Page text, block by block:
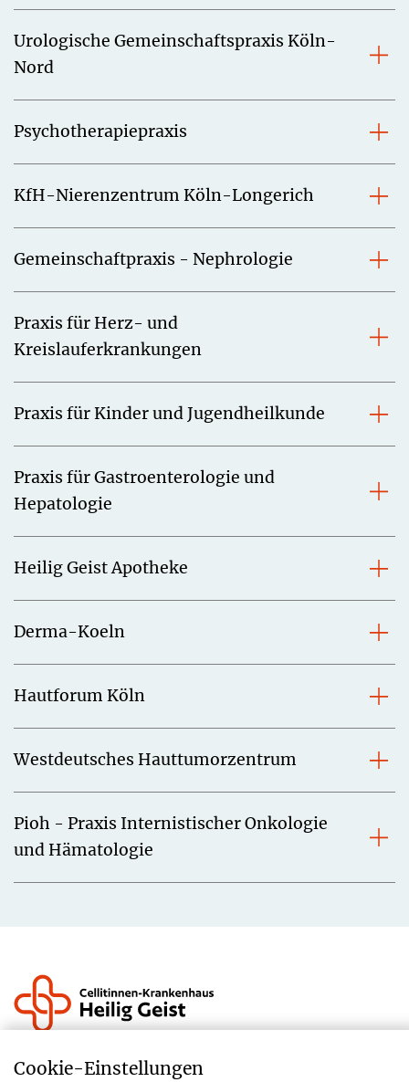
Urologische Gemeinschaftspraxis Köln-
Nord
Psychotherapiepraxis
KfH-Nierenzentrum Köln-Longerich
Gemeinschaftpraxis - Nephrologie
Praxis für Herz- und
Kreislauferkrankungen
Praxis für Kinder und Jugendheilkunde
Praxis für Gastroenterologie und
Hepatologie
Heilig Geist Apotheke
Derma-Koeln
Hautforum Köln
Westdeutsches Hauttumorzentrum
Pioh - Praxis Internistischer Onkologie
und Hämatologie
Krankenhauszukunftsfonds
Cookie-­Einstellungen